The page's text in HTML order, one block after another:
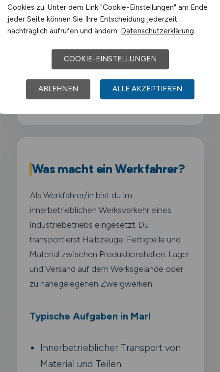
Air Liquide
Schwerpunkt-Gewerbegebiete sind
Chemiepark Marl,Industriegebiet Hüls
Gewerbegebiet Marl-Sinsen,
Gewerbegebiet Brassert.
Was macht ein Werkfahrer?
Als Werkfahrer/in bist du im
innerbetrieblichen Werksverkehr eines
Industriebetriebs eingesetzt. Du
transportierst Halbzeuge. Fertigteile und
Material zwischen Produktionshallen. Lager
und Versand auf dem Werksgelände oder
zu nahegelegenen Zweigwerken.
Typische Aufgaben in Marl
Innerbetrieblicher Transport von
Material und Teilen
Cookies zu. Unter dem Link "Cookie-Einstellungen" am Ende
jeder Seite können Sie Ihre Entscheidung jederzeit
nachträglich aufrufen und ändern. Datenschutzerklärung
COOKIE-EINSTELLUNGEN
ABLEHNEN ALLE AKZEPTIEREN